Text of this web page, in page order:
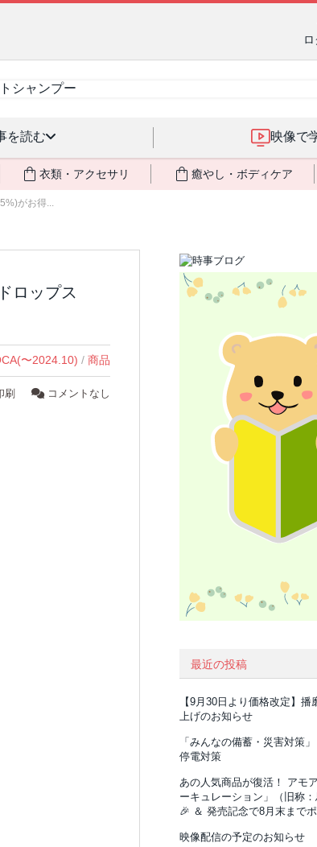
を読む 映像で
衣類・アクセサリ 癒やし・ボディケア
がお得...
ロップス
〜2024.10) / 商品
刷 コメントなし
最近の投稿
【9月30日より価格改定】
上げのお知らせ
「みんなの備蓄・災害対策
停電対策
あの人気商品が復活！ アモ
ーキュレーション」（旧称
🎉 ＆ 発売記念で8月末まで
映像配信の予定のお知らせ